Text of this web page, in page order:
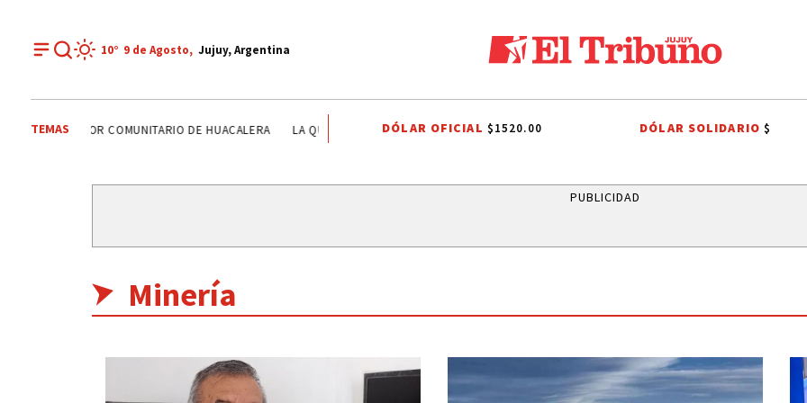
10° 9 de Agosto, Jujuy, Argentina
TEMAS
INTEGRADOR COMUNITARIO DE HUACALERA LA QUIACA HUMAHUACA EL TIEMPO EN JUJUY RUTAS DE JUJUY QUEEN CORTE DE
DÓLAR OFICIAL $1520.00 DÓLAR SOLIDARIO$
PUBLICIDAD
Minería